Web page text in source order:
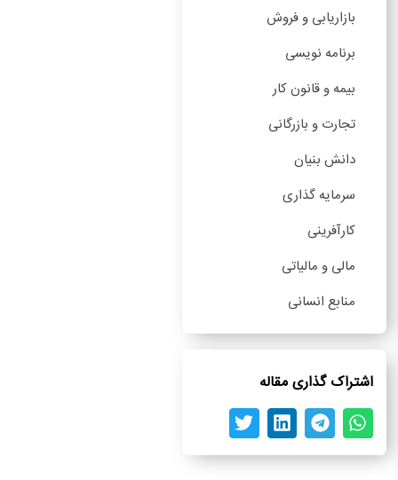
بازاریابی و فروش
برنامه نویسی
بیمه و قانون کار
تجارت و بازرگانی
دانش بنیان
سرمایه گذاری
کارآفرینی
مالی و مالیاتی
منابع انسانی
اشتراک گذاری مقاله